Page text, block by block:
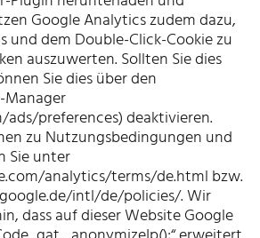
Google Analytics zudem dazu,
und dem Double-Click-Cookie zu
auszuwerten. Sollten Sie dies
Sie dies über den
preferences) deaktivieren.
zu Nutzungsbedingungen und
Sie unter
analytics/terms/de.html bzw.
intl/de/policies/. Wir
dass auf dieser Website Google